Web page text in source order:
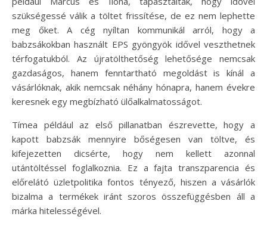
szükségessé válik a töltet frissítése, de ez nem lephette
meg őket. A cég nyíltan kommunikál arról, hogy a
babzsákokban használt EPS gyöngyök idővel veszthetnek
térfogatukból. Az újratölthetőség lehetősége nemcsak
gazdaságos, hanem fenntartható megoldást is kínál a
vásárlóknak, akik nemcsak néhány hónapra, hanem évekre
keresnek egy megbízható ülőalkalmatosságot.
Tímea például az első pillanatban észrevette, hogy a
kapott babzsák mennyire bőségesen van töltve, és
kifejezetten dicsérte, hogy nem kellett azonnal
utántöltéssel foglalkoznia. Ez a fajta transzparencia és
előrelátó üzletpolitika fontos tényező, hiszen a vásárlók
bizalma a termékek iránt szoros összefüggésben áll a
márka hitelességével.